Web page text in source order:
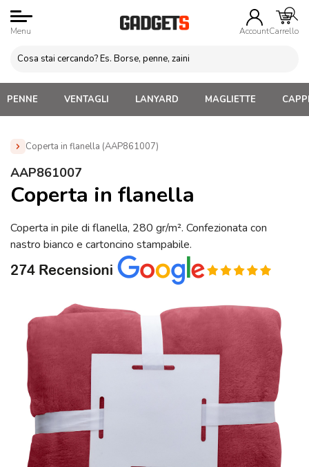
Menu AccountCarrello
PENNE VENTAGLI LANYARD MAGLIETTE
Coperta in flanella (AAP861007)
Home » Gadget per Casa e Giardino
AAP861007
Coperta in flanella
Coperta in pile di flanella, 280 gr/m². Confezionata con
nastro bianco e cartoncino stampabile.